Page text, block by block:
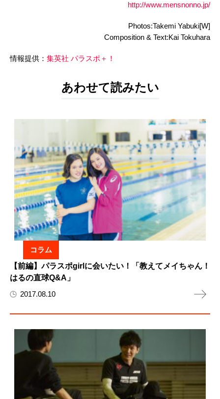
http://www.mensnonno.jp/
Photos:Takemi Yabuki[W]
Composition & Text:Kai Tokuhara
情報提供： 集英社 パラスポ＋！
あわせて読みたい
コラム
【前編】パラスポgirlに会いたい！「教えてメイちゃん！
はるの直球Q&A」
2017.08.10